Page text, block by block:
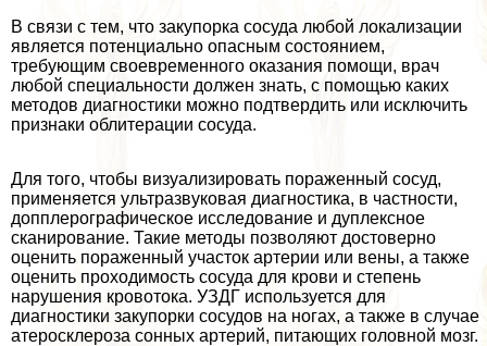
В связи с тем, что закупорка сосуда любой локализации
является потенциально опасным состоянием,
требующим своевременного оказания помощи, врач
любой специальности должен знать, с помощью каких
методов диагностики можно подтвердить или исключить
признаки облитерации сосуда.
Для того, чтобы визуализировать пораженный сосуд,
применяется ультразвуковая диагностика, в частности,
допплерографическое исследование и дуплексное
сканирование. Такие методы позволяют достоверно
оценить пораженный участок артерии или вены, а также
оценить проходимость сосуда для крови и степень
нарушения кровотока. УЗДГ используется для
диагностики закупорки сосудов на ногах, а также в случае
атеросклероза сонных артерий, питающих головной мозг.